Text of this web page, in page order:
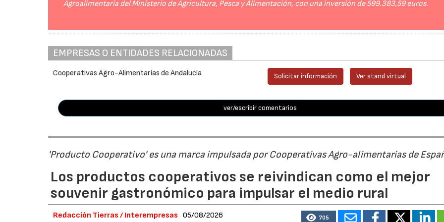
Agroalimentaria del Ministerio de Agricultura, Pesca y Alimentación, con una inversión de 599.383,59 euros.
EMPRESAS O ENTIDADES RELACIONADAS
Cooperativas Agro-Alimentarias de Andalucía Solicitar información Ver stand virtual
ver/escribir comentarios
'Producto Cooperativo' es una marca impulsada por Cooperativas Agro-alimentarias de
Los productos cooperativos se reivindican como el mejor
souvenir gastronómico para impulsar el medio rural
Redacción Tierras / Interempresas 05/08/2026 705